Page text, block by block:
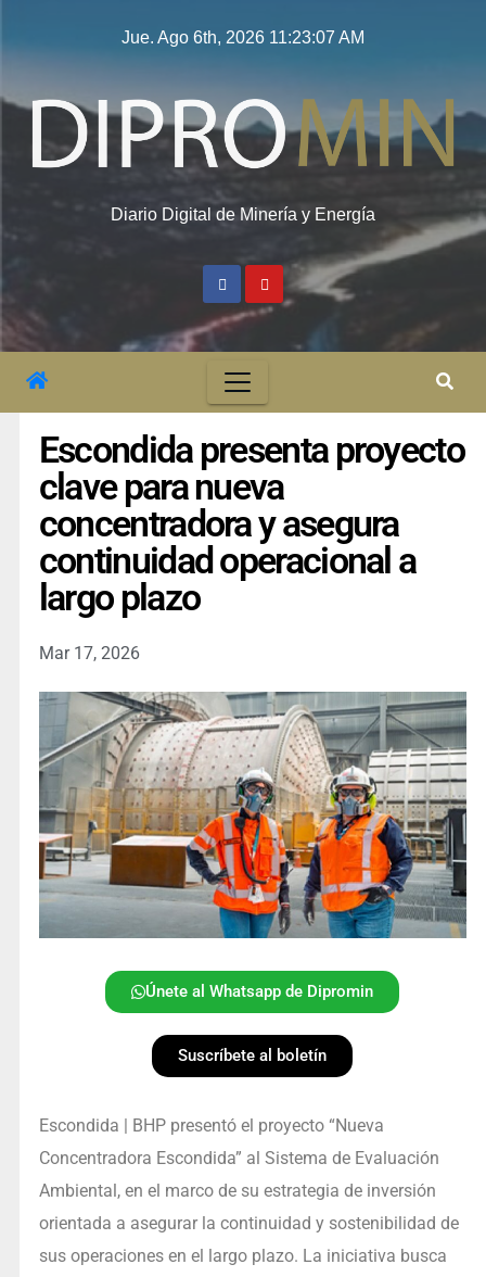
Jue. Ago 6th, 2026 11:23:08 AM
Diario Digital de Minería y Energía
Escondida presenta proyecto
clave para nueva
concentradora y asegura
continuidad operacional a
largo plazo
Mar 17, 2026
Únete al Whatsapp de Dipromin
Suscríbete al boletín
Escondida | BHP presentó el proyecto “Nueva
Concentradora Escondida” al Sistema de Evaluación
Ambiental, en el marco de su estrategia de inversión
orientada a asegurar la continuidad y sostenibilidad de
sus operaciones en el largo plazo. La iniciativa busca